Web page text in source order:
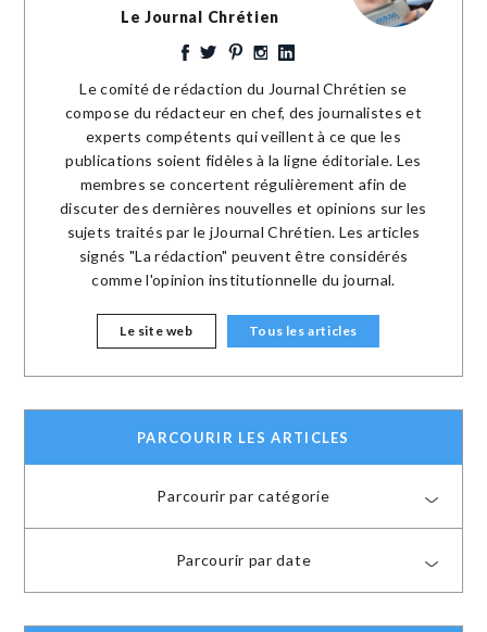
Le Journal Chrétien
Le comité de rédaction du Journal Chrétien se
compose du rédacteur en chef, des journalistes et
experts compétents qui veillent à ce que les
publications soient fidèles à la ligne éditoriale. Les
membres se concertent régulièrement afin de
discuter des dernières nouvelles et opinions sur les
sujets traités par le jJournal Chrétien. Les articles
signés "La rédaction" peuvent être considérés
comme l'opinion institutionnelle du journal.
Le site web Tous les articles
PARCOURIR LES ARTICLES
Parcourir par catégorie
Parcourir par date